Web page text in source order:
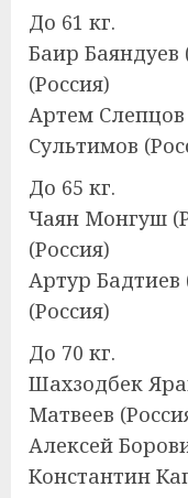
До 61 кг.
Баир
(Россия)
Артем
Сультимов
До 65 кг.
Чаян Монгуш
(Россия)
Артур
(Россия)
До 70 кг.
Шахзодбек
Матвеев
Алексей
Константин